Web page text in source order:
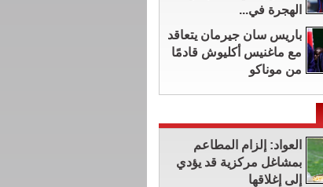
الهجرة في...
باريس سان جيرمان يتعاقد
مع ماغنيس أكليوش قادمًا
من موناكو
العواد: إلزام المطاعم
بمشاغل مركزية قد يؤدي
إلى إغلاقها